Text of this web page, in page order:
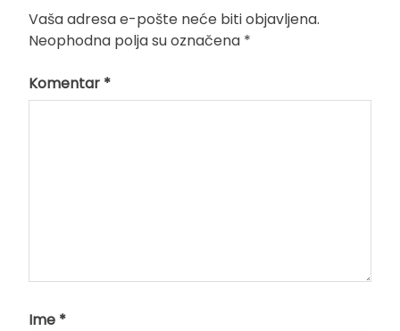
Vaša adresa e-pošte neće biti objavljena.
Neophodna polja su označena *
Komentar *
Ime *